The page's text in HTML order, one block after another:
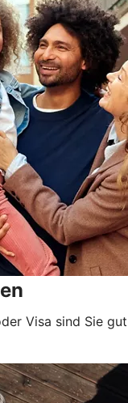
Visa sind Sie gut